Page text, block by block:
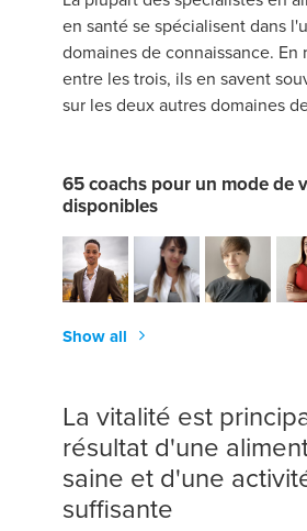
en santé se spécialisent dans
domaines de connaissance. En
entre les trois, ils en savent
sur les deux autres domaines
65 coachs pour un mode de
disponibles
Show all
La vitalité est
résultat d'une
saine et d'une
suffisante